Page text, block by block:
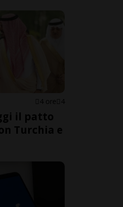
4 ore 4
il patto
Turchia e